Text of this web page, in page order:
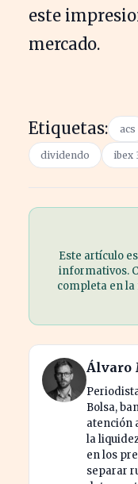
este
mercado.
Etiquetas: acs
dividendo ibex
Este artículo
informativos.
completa en la
Álvaro
Bolsa,
atención
la
en los
separar